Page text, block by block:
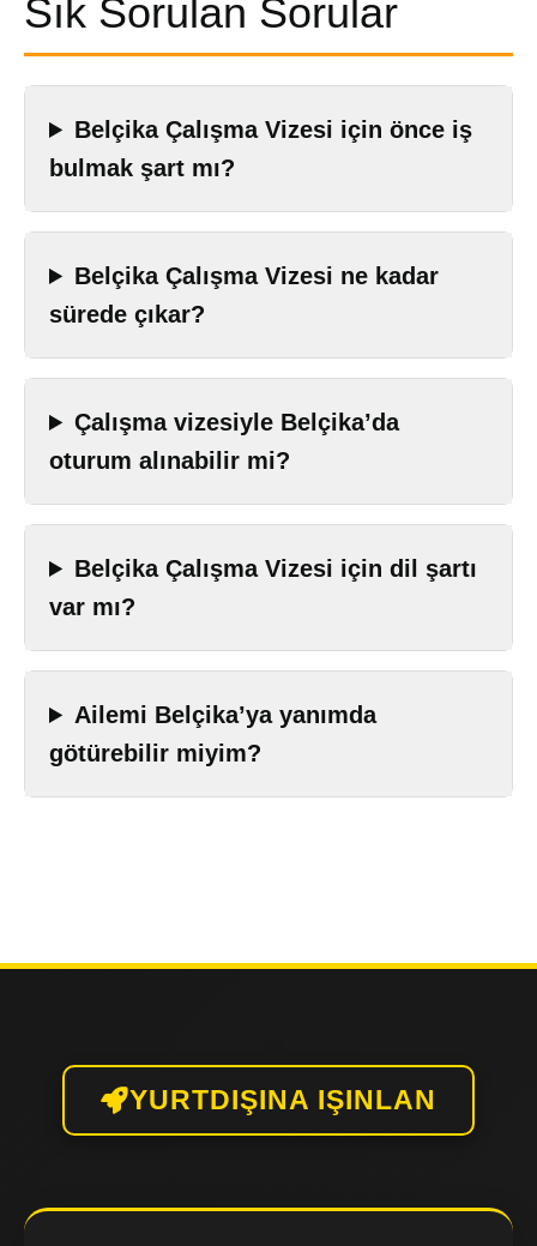
Sık Sorulan Sorular
Belçika Çalışma Vizesi için önce iş
bulmak şart mı?
Belçika Çalışma Vizesi ne kadar
sürede çıkar?
Çalışma vizesiyle Belçika’da
oturum alınabilir mi?
Belçika Çalışma Vizesi için dil şartı
var mı?
Ailemi Belçika’ya yanımda
götürebilir miyim?
YURTDIŞINA IŞINLAN